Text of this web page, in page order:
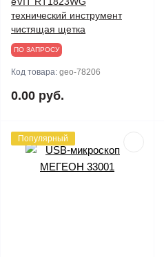
технический инструмент
чистящая щетка
ПО ЗАПРОСУ
Код товара: geo-78206
0.00 руб.
Популярный